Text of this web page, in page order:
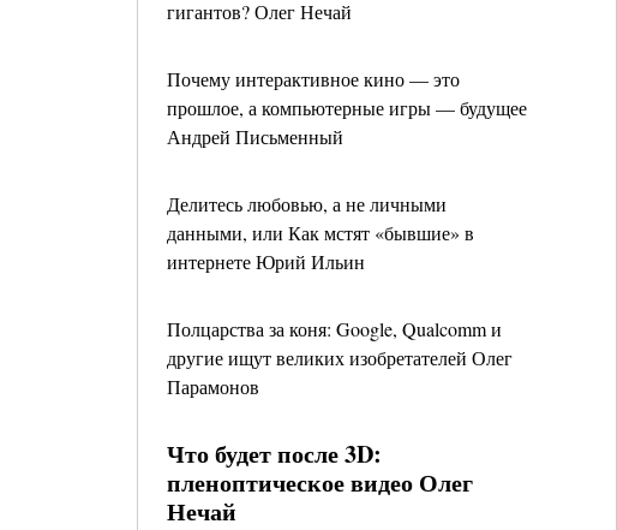
гигантов? Олег Нечай
Почему интерактивное кино — это
прошлое, а компьютерные игры — будущее
Андрей Письменный
Делитесь любовью, а не личными
данными, или Как мстят «бывшие» в
интернете Юрий Ильин
Полцарства за коня: Google, Qualcomm и
другие ищут великих изобретателей Олег
Парамонов
Что будет после 3D:
пленоптическое видео Олег
Нечай